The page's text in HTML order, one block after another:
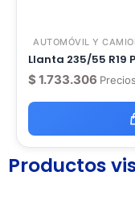
AUTOMÓVIL Y
Llanta 235/55 R19
$ 1.733.306
Productos